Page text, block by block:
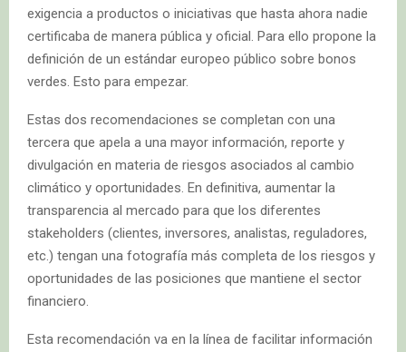
exigencia a productos o iniciativas que hasta ahora nadie
certificaba de manera pública y oficial. Para ello propone la
definición de un estándar europeo público sobre bonos
verdes. Esto para empezar.
Estas dos recomendaciones se completan con una
tercera que apela a una mayor información, reporte y
divulgación en materia de riesgos asociados al cambio
climático y oportunidades. En definitiva, aumentar la
transparencia al mercado para que los diferentes
stakeholders (clientes, inversores, analistas, reguladores,
etc.) tengan una fotografía más completa de los riesgos y
oportunidades de las posiciones que mantiene el sector
financiero.
Esta recomendación va en la línea de facilitar información